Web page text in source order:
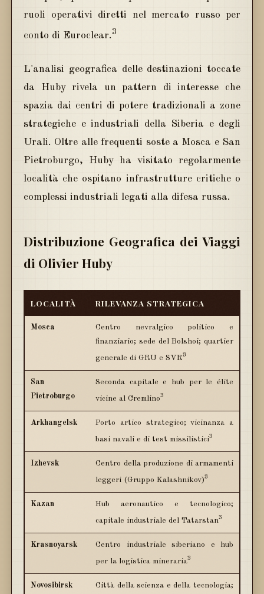
ruoli operativi diretti nel mercato russo per
conto di Euroclear.3
L'analisi geografica delle destinazioni toccate
da Huby rivela un pattern di interesse che
spazia dai centri di potere tradizionali a zone
strategiche e industriali della Siberia e degli
Urali. Oltre alle frequenti soste a Mosca e San
Pietroburgo, Huby ha visitato regolarmente
località che ospitano infrastrutture critiche o
complessi industriali legati alla difesa russa.
Distribuzione Geografica dei Viaggi
di Olivier Huby
LOCALITÀ RILEVANZA STRATEGICA
Mosca
Centro nevralgico politico e
finanziario; sede del Bolshoi; quartier
generale di GRU e SVR3
San
Pietroburgo
Seconda capitale e hub per le élite
vicine al Cremlino3
Arkhangelsk Porto artico strategico; vicinanza a
basi navali e di test missilistici3
Izhevsk Centro della produzione di armamenti
leggeri (Gruppo Kalashnikov)3
Kazan Hub aeronautico e tecnologico;
capitale industriale del Tatarstan3
Krasnoyarsk Centro industriale siberiano e hub
per la logistica mineraria3
Novosibirsk
Città della scienza e della tecnologia;